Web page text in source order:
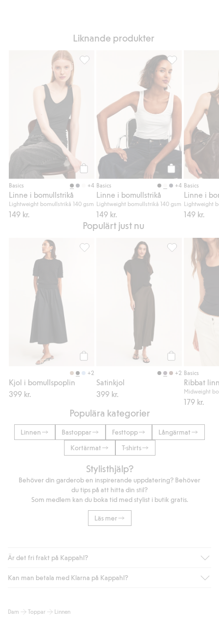
Liknande produkter
Basics +4
Linne i bomullstrikå
Lightweight bomullstrikå 140 gsm
149 kr.
Linne i bomullstrikå, Lägg till i favoriter
Köp
Basics +4
Linne i bomullstrikå
Lightweight bomullstrikå 140 gsm
149 kr.
Linne i
Basics
Linne i
Lightweight
149 kr.
Populärt just nu
+2
Kjol i bomullspoplin
399 kr.
Kjol i bomullspoplin, Lägg till i favoriter
+2
Satinkjol
399 kr.
Satinkjol,
Basics
Ribbat
Midweight
179 kr.
Populära kategorier
Linnen Bastoppar Festtopp
Långärmat
Kortärmat
T-shirts
Stylisthjälp?
Behöver din garderob en inspirerande uppdatering? Behöver
du tips på att hitta din stil?
Som medlem kan du boka tid med stylist i butik gratis.
Läs mer
Är det fri frakt på Kappahl?
Är du medlem i Kappahl Club har du alltid gratis frakt till butik
automatik efter du loggat in och identifierats som medlem.
Kan man betala med Klarna på Kappahl?
bland annat faktura och swish men även andra betalningssätt.
Dam Toppar Linnen